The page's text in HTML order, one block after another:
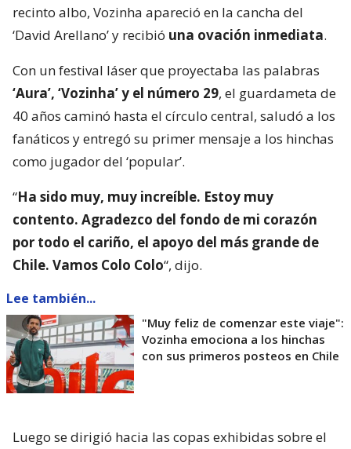
recinto albo, Vozinha apareció en la cancha del
‘David Arellano’ y recibió una ovación inmediata.
Con un festival láser que proyectaba las palabras
‘Aura’, ‘Vozinha’ y el número 29, el guardameta de
40 años caminó hasta el círculo central, saludó a los
fanáticos y entregó su primer mensaje a los hinchas
como jugador del ‘popular’.
“Ha sido muy, muy increíble. Estoy muy
contento. Agradezco del fondo de mi corazón
por todo el cariño, el apoyo del más grande de
Chile. Vamos Colo Colo“, dijo.
Lee también...
"Muy feliz de comenzar este viaje":
Vozinha emociona a los hinchas
con sus primeros posteos en Chile
Luego se dirigió hacia las copas exhibidas sobre el